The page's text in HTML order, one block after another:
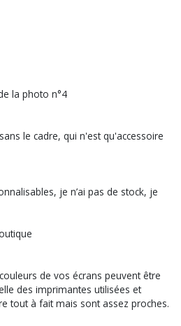
la photo n°4
le cadre, qui n'est qu'accessoire
je n’ai pas de stock, je
de vos écrans peuvent être
des imprimantes utilisées et
tout à fait mais sont assez proches.